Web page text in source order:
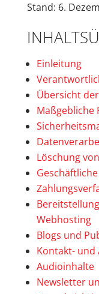
Stand: 6.
Einleitung
Übersicht
Maßgebliche
Löschung
Webhosting
Blogs und
Kontakt- und
Audioinhalte
Newsletter